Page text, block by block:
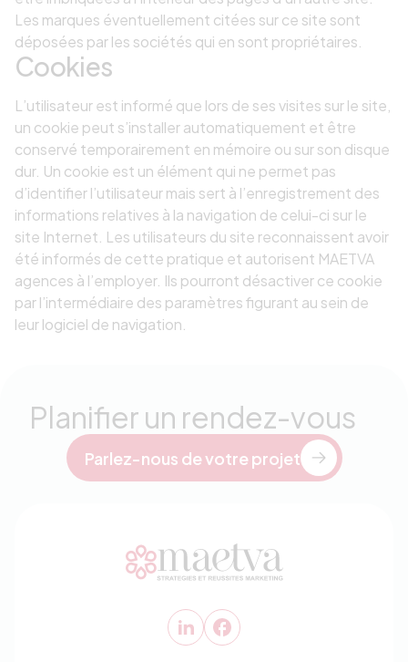
Les marques éventuellement citées sur ce site sont
déposées par les sociétés qui en sont propriétaires.
Cookies
L’utilisateur est informé que lors de ses visites sur le site,
un cookie peut s’installer automatiquement et être
conservé temporairement en mémoire ou sur son disque
dur. Un cookie est un élément qui ne permet pas
d’identifier l’utilisateur mais sert à l’enregistrement des
informations relatives à la navigation de celui-ci sur le
site Internet. Les utilisateurs du site reconnaissent avoir
été informés de cette pratique et autorisent MAETVA
agences à l’employer. Ils pourront désactiver ce cookie
par l’intermédiaire des paramètres figurant au sein de
leur logiciel de navigation.
Planifier un rendez-vous
Parlez-nous de votre projet